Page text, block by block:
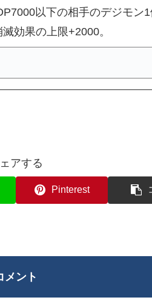
以下の相手のデジモン
効果の上限+2000。
アする
Pinterest
メント